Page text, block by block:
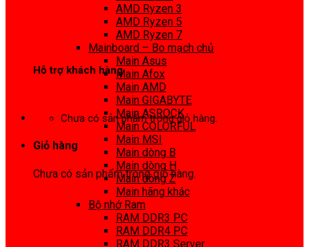
Hỗ trợ khách hàng
Chưa có sản phẩm trong giỏ hàng.
Giỏ hàng
Chưa có sản phẩm trong giỏ hàng.
AMD Ryzen 3
AMD Ryzen 5
AMD Ryzen 7
Mainboard – Bo mạch chủ
Main Asus
Main Afox
Main AMD
Main GIGABYTE
Main ASROCK
Main COLORFUL
Main MSI
Main dòng B
Main dòng H
Main dòng Z
Main hãng khác
Bộ nhớ Ram
RAM DDR3 PC
RAM DDR4 PC
RAM DDR3 Server